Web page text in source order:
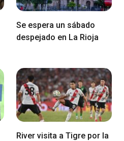
Se espera un sábado
despejado en La Rioja
River visita a Tigre por la